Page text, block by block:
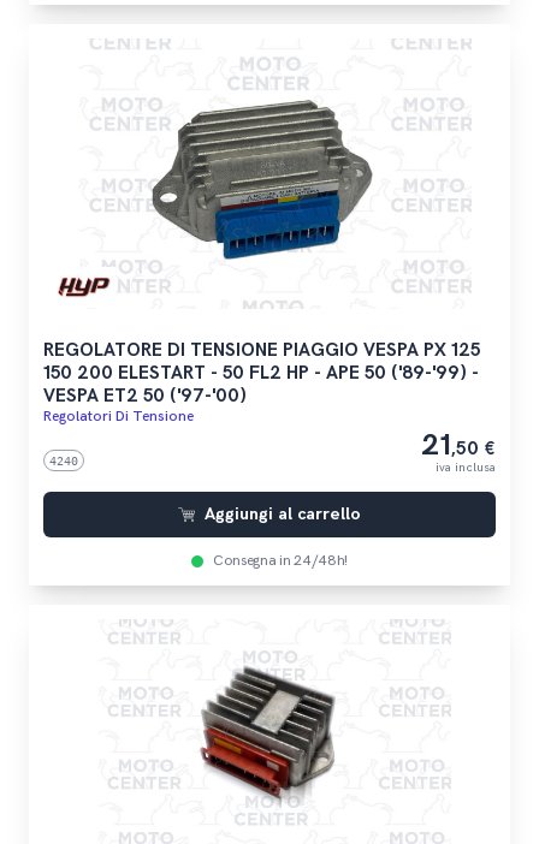
REGOLATORE DI TENSIONE PIAGGIO VESPA PX 125
150 200 ELESTART - 50 FL2 HP - APE 50 ('89-'99) -
VESPA ET2 50 ('97-'00)
Regolatori Di Tensione
4240 21,50 €
iva inclusa
Aggiungi al carrello
Consegna in 24/48h!